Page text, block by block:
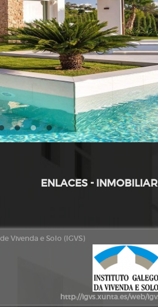
ENLACES -
Vivenda e Solo (IGVS)
http://igvs.xunta.es/web/